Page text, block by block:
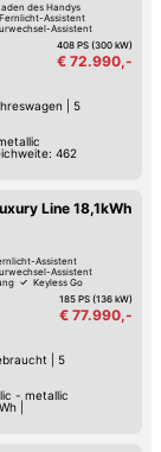
des Handys
Fernlicht-Assistent
Assistent
408 PS (300 kW)
€ 72.990,-
5
462
Line 18,1kWh
Assistent
Assistent
Keyless Go
185 PS (136 kW)
€ 77.990,-
5
- metallic
|